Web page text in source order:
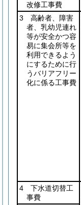
改修工事費
3 高齢者、障害
者、乳幼児連れ
等が安全かつ容
易に集会所等を
利用できるよう
にするために行
うバリアフリー
化に係る工事費
4 下水道切替工
事費